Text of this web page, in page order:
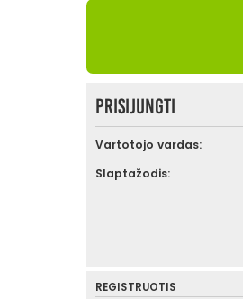
Prisijungti
Vartotojo vardas:
Slaptažodis:
REGISTRUOTIS